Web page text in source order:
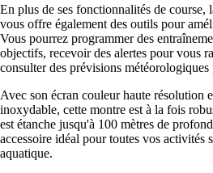
En plus de ses fonctionnalités de
vous offre également des outils pour
Vous pourrez programmer des
objectifs, recevoir des alertes pour vous
consulter des prévisions
Avec son écran couleur haute résolution
inoxydable, cette montre est à la fois
est étanche jusqu'à 100 mètres de
accessoire idéal pour toutes vos activités
aquatique.